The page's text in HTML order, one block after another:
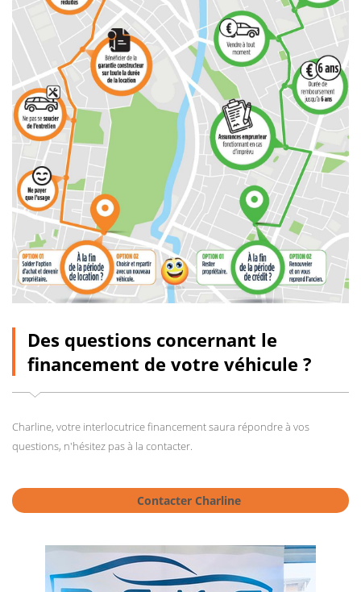
Des questions concernant le
financement de votre véhicule ?
Charline, votre interlocutrice financement saura répondre à vos
questions, n'hésitez pas à la contacter.
Contacter Charline